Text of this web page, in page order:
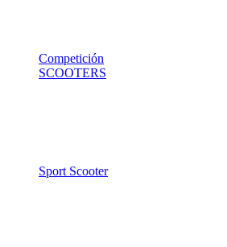
Competición
SCOOTERS
Sport Scooter